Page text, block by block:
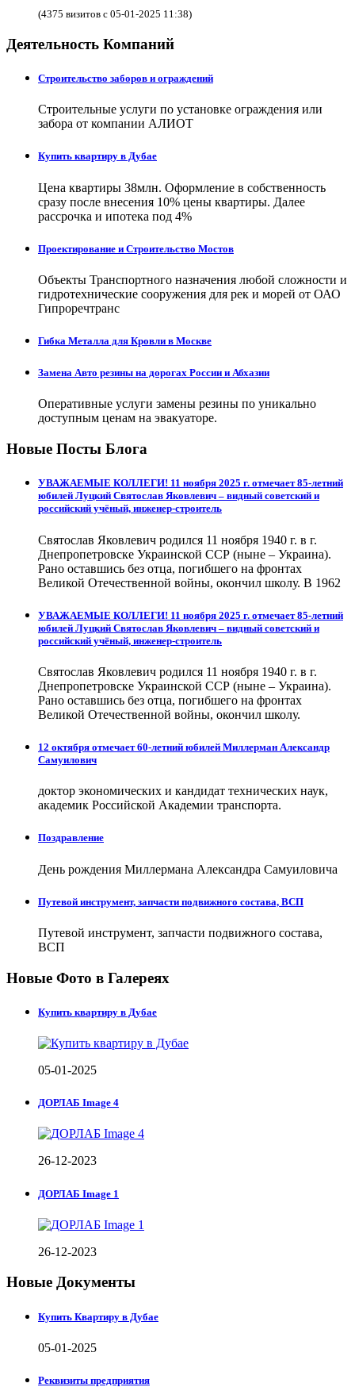
(4375 визитов с 05-01-2025 11:38)
Деятельность Компаний
Строительство заборов и ограждений
Строительные услуги по установке ограждения или
забора от компании АЛИОТ
Купить квартиру в Дубае
Цена квартиры 38млн. Оформление в собственность
сразу после внесения 10% цены квартиры. Далее
рассрочка и ипотека под 4%
Проектирование и Строительство Мостов
Объекты Транспортного назначения любой сложности и
гидротехнические сооружения для рек и морей от ОАО
Гипроречтранс
Гибка Металла для Кровли в Москве
Замена Авто резины на дорогах России и Абхазии
Оперативные услуги замены резины по уникально
доступным ценам на эвакуаторе.
Новые Посты Блога
УВАЖАЕМЫЕ КОЛЛЕГИ! 11 ноября 2025 г. отмечает 85-летний
юбилей Луцкий Святослав Яковлевич – видный советский и
российский учёный, инженер-строитель
Святослав Яковлевич родился 11 ноября 1940 г. в г.
Днепропетровске Украинской ССР (ныне – Украина).
Рано оставшись без отца, погибшего на фронтах
Великой Отечественной войны, окончил школу. В 1962
УВАЖАЕМЫЕ КОЛЛЕГИ! 11 ноября 2025 г. отмечает 85-летний
юбилей Луцкий Святослав Яковлевич – видный советский и
российский учёный, инженер-строитель
Святослав Яковлевич родился 11 ноября 1940 г. в г.
Днепропетровске Украинской ССР (ныне – Украина).
Рано оставшись без отца, погибшего на фронтах
Великой Отечественной войны, окончил школу.
12 октября отмечает 60-летний юбилей Миллерман Александр
Самуилович
доктор экономических и кандидат технических наук,
академик Российской Академии транспорта.
Поздравление
День рождения Миллермана Александра Самуиловича
Путевой инструмент, запчасти подвижного состава, ВСП
Путевой инструмент, запчасти подвижного состава,
ВСП
Новые Фото в Галереях
Купить квартиру в Дубае
05-01-2025
ДОРЛАБ Image 4
26-12-2023
ДОРЛАБ Image 1
26-12-2023
Новые Документы
Купить Квартиру в Дубае
05-01-2025
Реквизиты предприятия